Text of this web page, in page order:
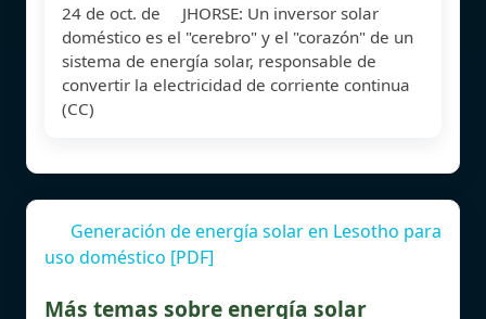
24 de oct. de JHORSE: Un inversor solar
doméstico es el "cerebro" y el "corazón" de un
sistema de energía solar, responsable de
convertir la electricidad de corriente continua
(CC)
Generación de energía solar en Lesotho para
uso doméstico [PDF]
Más temas sobre energía solar